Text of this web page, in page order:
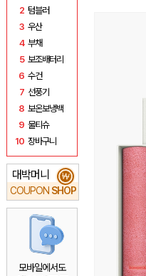
2 텀블러
3 우산
4 부채
5 보조배터리
6 수건
7 선풍기
8 보온보냉백
9 물티슈
10 장바구니
대박머니
COUPON SHOP
₩
모바일에서도